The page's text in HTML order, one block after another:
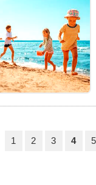
1 2 3 4 5